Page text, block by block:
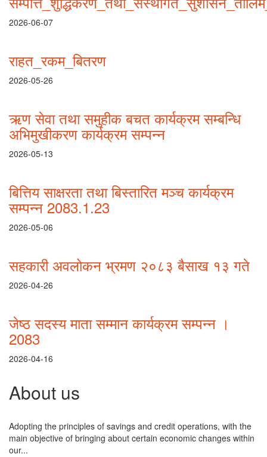
2026-06-07
राहत_रकम_बितरण
2026-05-26
ऋण सेवा तथा समुहीक बचत कार्यक्रम सम्बन्धि
अभिमुखीकरण कार्यक्रम सम्पन्न
2026-05-13
बित्तिय साक्षरता तथा बिस्तारित मञ्च कार्यक्रम
सम्पन्न 2083.1.23
2026-05-06
सहकारी अवलोकन भ्रमण २०८३ बैसाख १३ गते
2026-04-26
जेष्ठ सदस्य माता सम्मान कार्यक्रम सम्पन्न ।
2083
2026-04-16
About us
Adopting the principles of savings and credit operations, with the
main objective of bringing about certain economic changes within
our...